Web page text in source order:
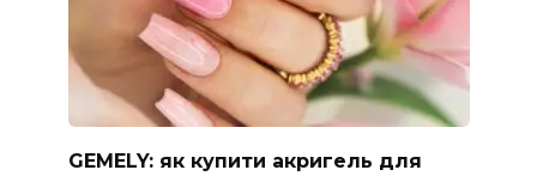
GEMELY: як купити акригель для